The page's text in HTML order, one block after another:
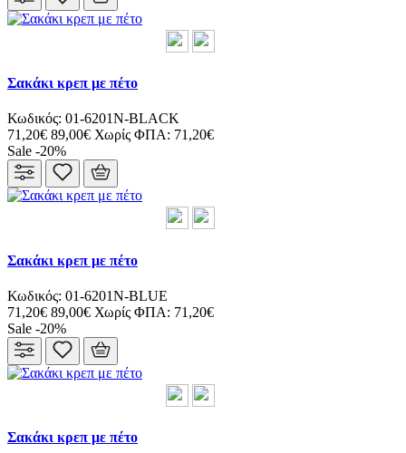
Σακάκι κρεπ με πέτο
Κωδικός: 01-6201N-BLACK
71,20€ 89,00€ Χωρίς ΦΠΑ: 71,20€
Sale -20%
Σακάκι κρεπ με πέτο
Κωδικός: 01-6201N-BLUE
71,20€ 89,00€ Χωρίς ΦΠΑ: 71,20€
Sale -20%
Σακάκι κρεπ με πέτο